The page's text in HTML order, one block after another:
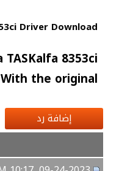
Driver Download
8353ci
the original
إضافة رد